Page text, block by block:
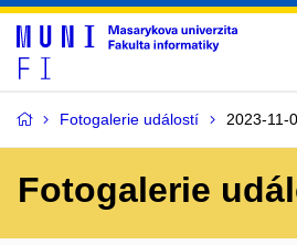
Fotogalerie událostí 2023-11-
Fotogalerie